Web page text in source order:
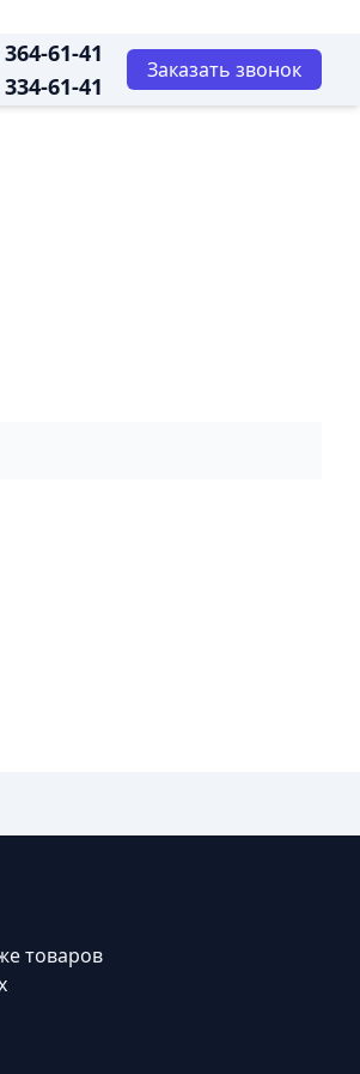
61-41
61-41
Заказать звонок
товаров